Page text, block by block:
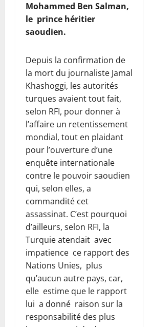
Mohammed Ben Salman,
le prince héritier
saoudien.
Depuis la confirmation de
la mort du journaliste Jamal
Khashoggi, les autorités
turques avaient tout fait,
selon RFI, pour donner à
l’affaire un retentissement
mondial, tout en plaidant
pour l’ouverture d’une
enquête internationale
contre le pouvoir saoudien
qui, selon elles, a
commandité cet
assassinat. C’est pourquoi
d’ailleurs, selon RFI, la
Turquie atendait avec
impatience ce rapport des
Nations Unies, plus
qu’aucun autre pays, car,
elle estime que le rapport
lui a donné raison sur la
responsabilité des plus